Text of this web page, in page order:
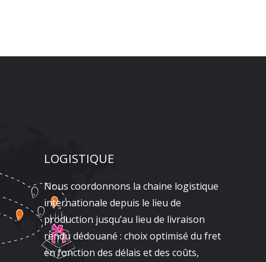
LOGISTIQUE
Nous coordonnons la chaine logistique
internationale depuis le lieu de
production jusqu’au lieu de livraison
rendu dédouané : choix optimisé du fret
en fonction des délais et des coûts,